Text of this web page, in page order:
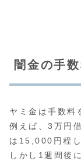
闇金の手
ヤミ金は手数料
例えば、3万円
は15,000円程し
しかし1週間後